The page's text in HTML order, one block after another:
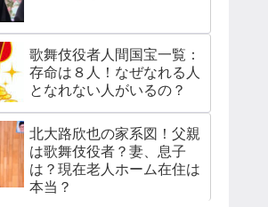
歌舞伎役者人間国宝一覧：
存命は８人！なぜなれる人
となれない人がいるの？
北大路欣也の家系図！父親
は歌舞伎役者？妻、息子
は？現在老人ホーム在住は
本当？